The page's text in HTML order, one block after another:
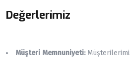
Değerlerimiz
Müşteri Memnuniyeti: